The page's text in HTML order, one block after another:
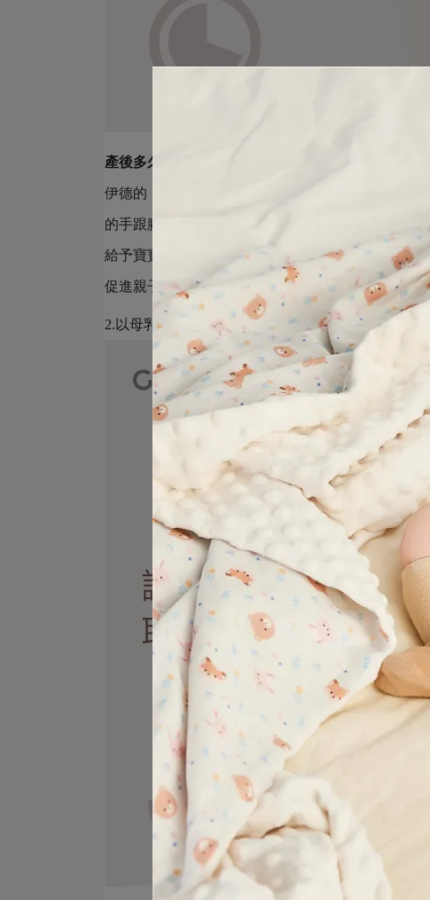
產後多久餵奶 ？通常建議媽咪在產後1小時之內，
伊德的《人格發展理論》，口腔期是人格發展的第
的手跟腳、抓到東西就想往嘴裡放的行為， 2歲以
給予寶寶充分的肢體接觸，這麼做能讓寶寶在生理
促進親子的親密關係。
2.以母乳取代配方奶